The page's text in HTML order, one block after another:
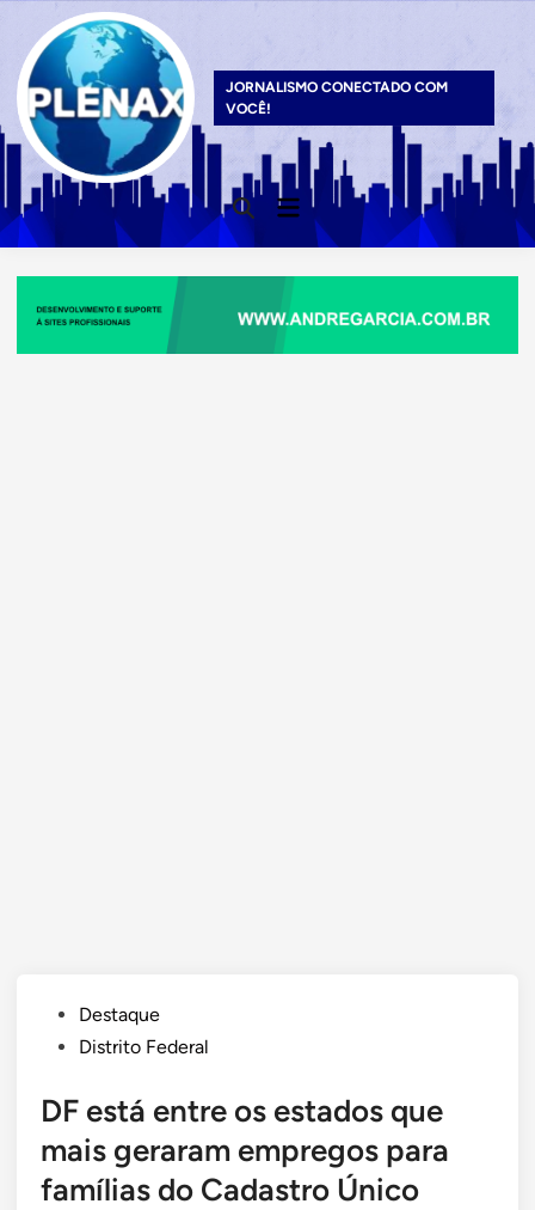
content
JORNALISMO CONECTADO COM
VOCÊ!
Open
Search
Main
Menu
PostedDestaque
Distrito Federal
DF está entre os estados que
mais geraram empregos para
famílias do Cadastro Único